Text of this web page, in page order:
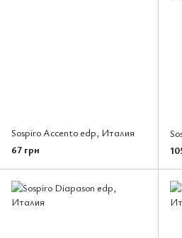
Sospiro Accento edp, Италия
67 грн